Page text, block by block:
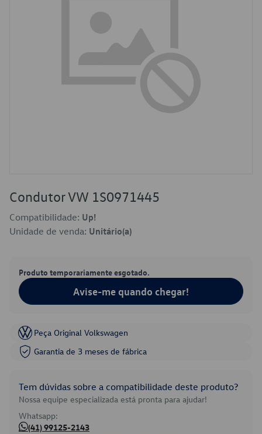
Condutor VW 1S0971445
Compatibilidade: Up!
Unidade de venda: Unitário(a)
Produto temporariamente esgotado.
Avise-me quando chegar!
Peça Original Volkswagen
Garantia de 3 meses de fábrica
Tem dúvidas sobre a compatibilidade deste produto?
Nossa equipe especializada está pronta para ajudar!
Whatsapp:
(41) 99125-2143